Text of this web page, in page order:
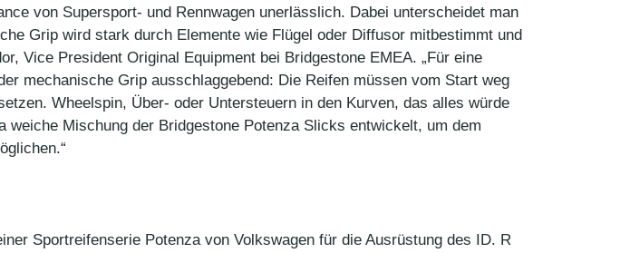
von Supersport- und Rennwagen unerlässlich. Dabei unterscheidet man
Grip wird stark durch Elemente wie Flügel oder Diffusor mitbestimmt und
Vice President Original Equipment bei Bridgestone EMEA. „Für eine
mechanische Grip ausschlaggebend: Die Reifen müssen vom Start weg
Wheelspin, Über- oder Untersteuern in den Kurven, das alles würde
Mischung der Bridgestone Potenza Slicks entwickelt, um dem
Sportreifenserie Potenza von Volkswagen für die Ausrüstung des ID. R